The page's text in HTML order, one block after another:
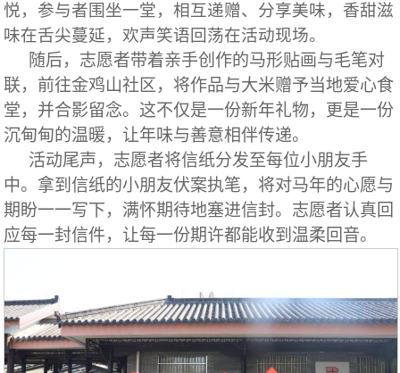
悦，参与者围坐一堂，相互递赠、分享美味，香甜滋
味在舌尖蔓延，欢声笑语回荡在活动现场。
随后，志愿者带着亲手创作的马形贴画与毛笔对
联，前往金鸡山社区，将作品与大米赠予当地爱心食
堂，并合影留念。这不仅是一份新年礼物，更是一份
沉甸甸的温暖，让年味与善意相伴传递。
活动尾声，志愿者将信纸分发至每位小朋友手
中。拿到信纸的小朋友伏案执笔，将对马年的心愿与
期盼一一写下，满怀期待地塞进信封。志愿者认真回
应每一封信件，让每一份期许都能收到温柔回音。